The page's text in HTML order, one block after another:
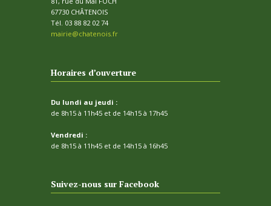
67730 CHÂTENOIS
Tél. 03 88 82 02 74
mairie@chatenois.fr
Horaires d’ouverture
Du lundi au jeudi :
de 8h15 à 11h45 et de 14h15 à 17h45
Vendredi :
de 8h15 à 11h45 et de 14h15 à 16h45
Suivez-nous sur Facebook